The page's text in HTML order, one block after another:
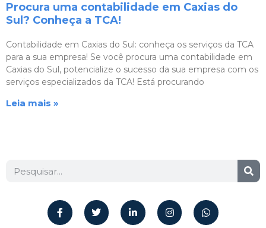
Procura uma contabilidade em Caxias do
Sul? Conheça a TCA!
Contabilidade em Caxias do Sul: conheça os serviços da TCA
para a sua empresa! Se você procura uma contabilidade em
Caxias do Sul, potencialize o sucesso da sua empresa com os
serviços especializados da TCA! Está procurando
Leia mais »